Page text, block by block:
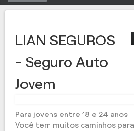
LIAN SEGUROS
- Seguro Auto
Jovem
Para jovens entre 18 e 24 anos
Você tem muitos caminhos